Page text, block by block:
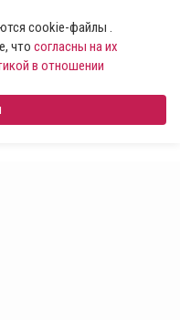
cookie-файлы .
что согласны на их
в отношении